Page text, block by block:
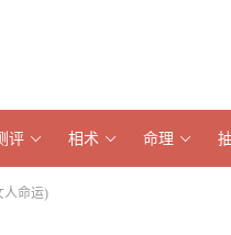
评 相术 命理
人命运)